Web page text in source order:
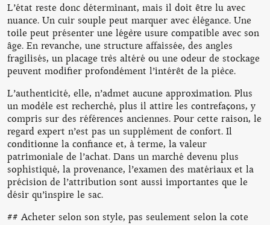
L’état reste donc déterminant, mais il doit être lu avec
nuance. Un cuir souple peut marquer avec élégance. Une
toile peut présenter une légère usure compatible avec son
âge. En revanche, une structure affaissée, des angles
fragilisés, un placage très altéré ou une odeur de stockage
peuvent modifier profondément l’intérêt de la pièce.
L’authenticité, elle, n’admet aucune approximation. Plus
un modèle est recherché, plus il attire les contrefaçons, y
compris sur des références anciennes. Pour cette raison, le
regard expert n’est pas un supplément de confort. Il
conditionne la confiance et, à terme, la valeur
patrimoniale de l’achat. Dans un marché devenu plus
sophistiqué, la provenance, l’examen des matériaux et la
précision de l’attribution sont aussi importantes que le
désir qu’inspire le sac.
## Acheter selon son style, pas seulement selon la cote